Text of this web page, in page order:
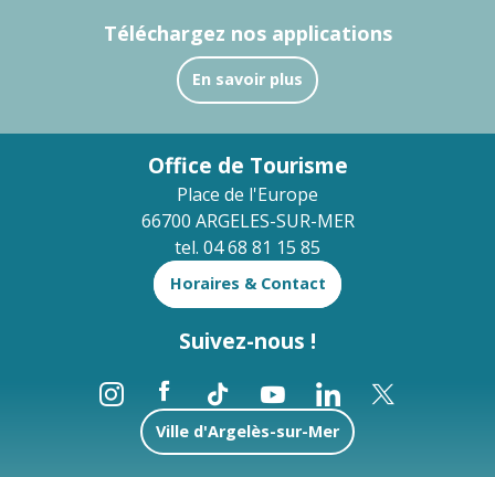
Téléchargez nos applications
En savoir plus
Office de Tourisme
Place de l'Europe
66700 ARGELES-SUR-MER
tel. 04 68 81 15 85
Horaires & Contact
Suivez-nous !
Ville d'Argelès-sur-Mer